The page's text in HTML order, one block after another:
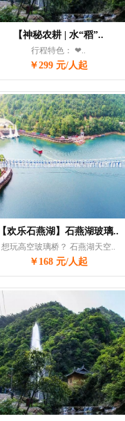
【神秘农耕 | 水“稻”..
行程特色： ❤..
￥299 元/人起
【欢乐石燕湖】石燕湖玻璃..
想玩高空玻璃桥？ 石燕湖天空..
￥168 元/人起